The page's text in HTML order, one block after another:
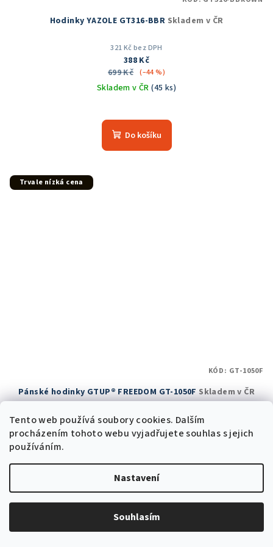
Tento web používá soubory cookies. Dalším
procházením tohoto webu vyjadřujete souhlas s jejich
používáním.
Nastavení
Souhlasím
Hodinky YAZOLE GT316-BBR Skladem v ČR
321 Kč bez DPH
388 Kč
699 Kč (–44 %)
Skladem v ČR(45 ks)
Do košíku
Trvale nízká cena
Pánské hodinky GTUP® FREEDOM GT-1050FSkladem v ČR
494 Kč bez DPH
598 Kč
Průměrné
hodnocení
produktu
je
Do košíku
KÓD: GT-1050F